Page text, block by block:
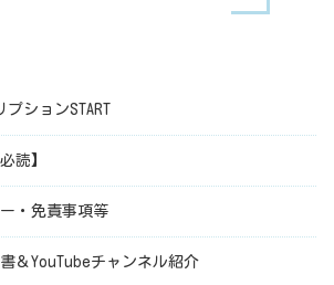
ションSTART
読】
・免責事項等
＆YouTubeチャンネル紹介